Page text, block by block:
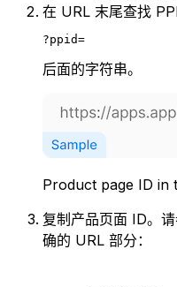
在 URL 末尾查找
?ppid=
后面的字符串。
Product page ID in
复制产品页面 ID。
确的 URL 部分：